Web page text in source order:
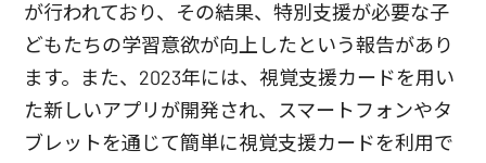
が行われており、その結果、特別支援が必要な子
どもたちの学習意欲が向上したという報告があり
ます。また、2023年には、視覚支援カードを用い
た新しいアプリが開発され、スマートフォンやタ
ブレットを通じて簡単に視覚支援カードを利用で